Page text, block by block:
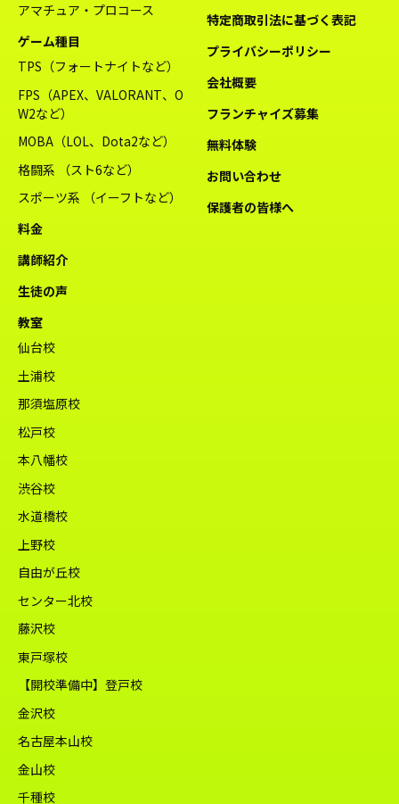
アマチュア・プロコース
ゲーム種目
TPS（フォートナイトなど）
FPS（APEX、VALORANT、O
W2など）
MOBA（LOL、Dota2など）
格闘系 （スト6など）
スポーツ系 （イーフトなど）
料金
講師紹介
生徒の声
教室
仙台校
土浦校
那須塩原校
松戸校
本八幡校
渋谷校
水道橋校
上野校
自由が丘校
センター北校
藤沢校
東戸塚校
【開校準備中】登戸校
金沢校
名古屋本山校
金山校
千種校
特定商取引法に基づく表記
プライバシーポリシー
会社概要
フランチャイズ募集
無料体験
お問い合わせ
保護者の皆様へ